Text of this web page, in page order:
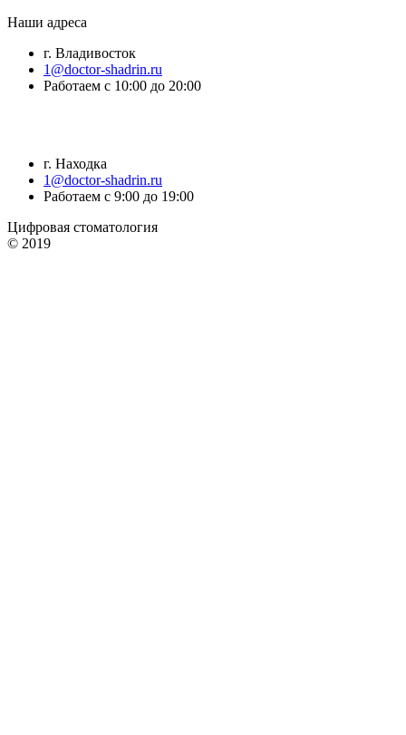
Наши адреса
г. Владивосток
1@doctor-shadrin.ru
Работаем с 10:00 до 20:00
г. Находка
1@doctor-shadrin.ru
Работаем с 9:00 до 19:00
Цифровая стоматология
© 2019